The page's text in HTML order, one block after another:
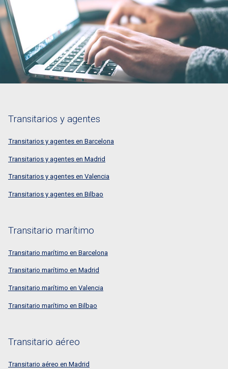
Transitarios y agentes
Transitarios y agentes en Barcelona
Transitarios y agentes en Madrid
Transitarios y agentes en Valencia
Transitarios y agentes en Bilbao
Transitario marítimo
Transitario marítimo en Barcelona
Transitario marítimo en Madrid
Transitario marítimo en Valencia
Transitario marítimo en Bilbao
Transitario aéreo
Transitario aéreo en Madrid